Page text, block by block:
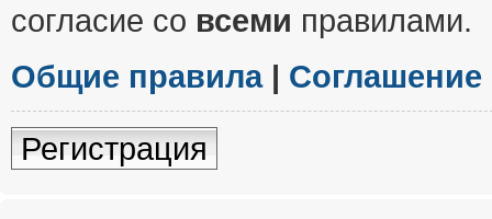
согласие со всеми правилами.
Общие правила|
Регистрация